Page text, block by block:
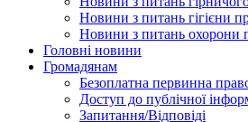
Новини з питань гігієни
Новини з питань охорони
Головні новини
Громадянам
Безоплатна первинна
Доступ до публічної
Запитання/Відповіді